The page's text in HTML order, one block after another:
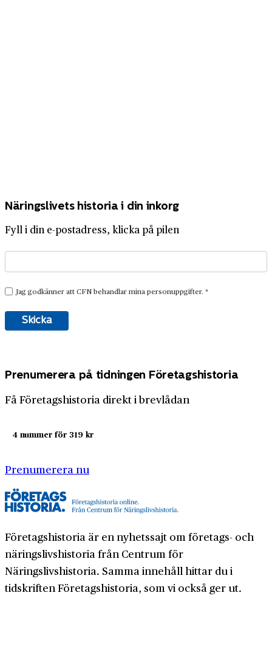
Näringslivets historia i din inkorg
Fyll i din e-postadress, klicka på pilen
Prenumerera på tidningen Företagshistoria
Få Företagshistoria direkt i brevlådan
4 nummer för 319 kr
Prenumerera nu
Företagshistoria är en nyhetssajt om företags- och
näringslivshistoria från Centrum för
Näringslivshistoria. Samma innehåll hittar du i
tidskriften Företagshistoria, som vi också ger ut.